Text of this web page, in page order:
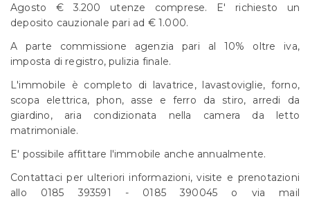
Agosto € 3.200 utenze comprese. E' richiesto un
deposito cauzionale pari ad € 1.000.
A parte commissione agenzia pari al 10% oltre iva,
imposta di registro, pulizia finale.
L'immobile è completo di lavatrice, lavastoviglie, forno,
scopa elettrica, phon, asse e ferro da stiro, arredi da
giardino, aria condizionata nella camera da letto
matrimoniale.
E' possibile affittare l'immobile anche annualmente.
Contattaci per ulteriori informazioni, visite e prenotazioni
allo 0185 393591 - 0185 390045 o via mail